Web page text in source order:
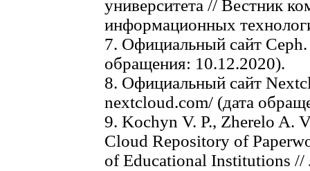
университета // Вестник
информационных
7. Официальный сайт
обращения: 10.12.2020).
8. Официальный сайт
nextcloud.com/ (дата
9. Kochyn V. P., Zherelo A.
Cloud Repository of
of Educational Institutions //